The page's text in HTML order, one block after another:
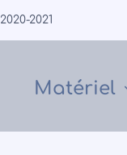
2021
Matériel